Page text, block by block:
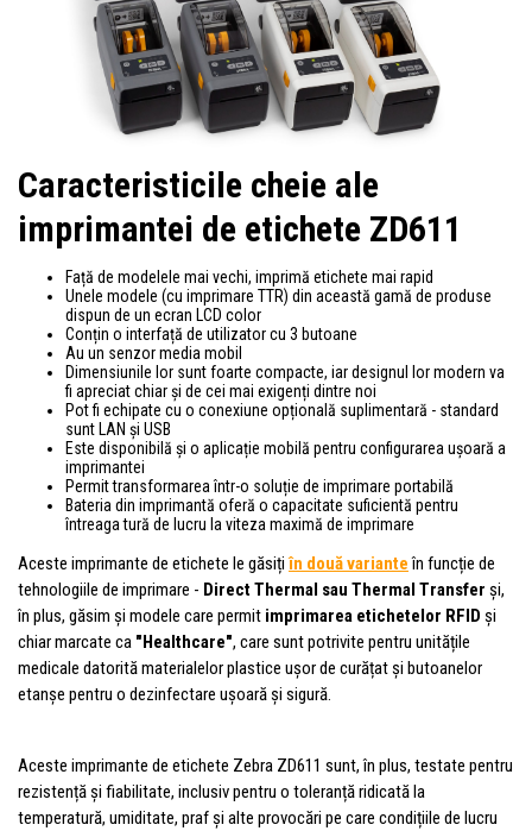
Caracteristicile cheie ale
imprimantei de etichete ZD611
Față de modelele mai vechi, imprimă etichete mai rapid
Unele modele (cu imprimare TTR) din această gamă de produse
dispun de un ecran LCD color
Conțin o interfață de utilizator cu 3 butoane
Au un senzor media mobil
Dimensiunile lor sunt foarte compacte, iar designul lor modern va
fi apreciat chiar și de cei mai exigenți dintre noi
Pot fi echipate cu o conexiune opțională suplimentară - standard
sunt LAN și USB
Este disponibilă și o aplicație mobilă pentru configurarea ușoară a
imprimantei
Permit transformarea într-o soluție de imprimare portabilă
Bateria din imprimantă oferă o capacitate suficientă pentru
întreaga tură de lucru la viteza maximă de imprimare
Aceste imprimante de etichete le găsițiîn două varianteîn funcție de
tehnologiile de imprimare - Direct Thermal sau Thermal Transfer și,
în plus, găsim și modele care permit imprimarea etichetelor RFID și
chiar marcate ca "Healthcare", care sunt potrivite pentru unitățile
medicale datorită materialelor plastice ușor de curățat și butoanelor
etanșe pentru o dezinfectare ușoară și sigură.
Aceste imprimante de etichete Zebra ZD611 sunt, în plus, testate pentru
rezistență și fiabilitate, inclusiv pentru o toleranță ridicată la
temperatură, umiditate, praf și alte provocări pe care condițiile de lucru